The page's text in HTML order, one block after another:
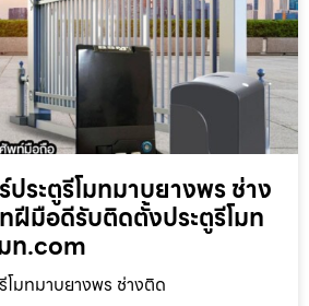
ประตูรีโมทมาบยางพร ช่าง
ฝีมือดีรับติดตั้งประตูรีโมท
ท.com
โมทมาบยางพร ช่างติด